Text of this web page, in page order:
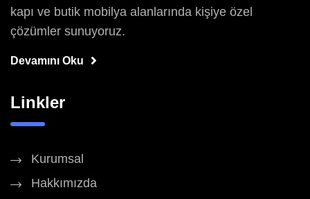
kapı ve butik mobilya alanlarında kişiye özel
çözümler sunuyoruz.
Devamını Oku
Linkler
Kurumsal
Hakkımızda